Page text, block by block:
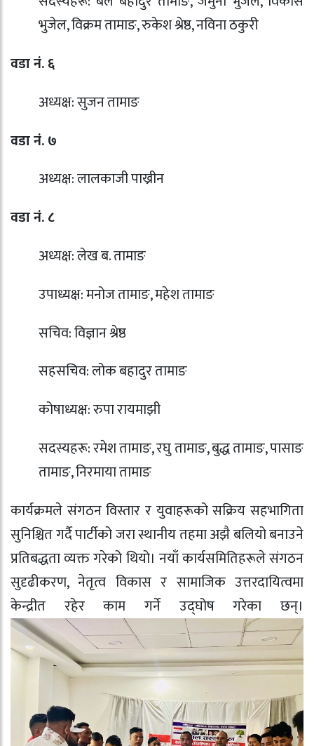
भुजेल, विक्रम तामाङ, रुकेश श्रेष्ठ, नविना ठकुरी
वडा नं. ६
अध्यक्ष: सुजन तामाङ
वडा नं. ७
अध्यक्ष: लालकाजी पाख्रीन
वडा नं. ८
अध्यक्ष: लेख ब. तामाङ
उपाध्यक्ष: मनोज तामाङ, महेश तामाङ
सचिव: विज्ञान श्रेष्ठ
सहसचिव: लोक बहादुर तामाङ
कोषाध्यक्ष: रुपा रायमाझी
सदस्यहरू: रमेश तामाङ, रघु तामाङ, बुद्ध तामाङ, पासाङ
तामाङ, निरमाया तामाङ
कार्यक्रमले संगठन विस्तार र युवाहरूको सक्रिय सहभागिता
सुनिश्चित गर्दै पार्टीको जरा स्थानीय तहमा अझै बलियो बनाउने
प्रतिबद्धता व्यक्त गरेको थियो। नयाँ कार्यसमितिहरूले संगठन
सुदृढीकरण, नेतृत्व विकास र सामाजिक उत्तरदायित्वमा
केन्द्रीत रहेर काम गर्ने उद्घोष गरेका छन्।